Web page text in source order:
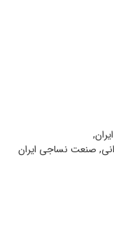
,
, صنعت نساجی ایران